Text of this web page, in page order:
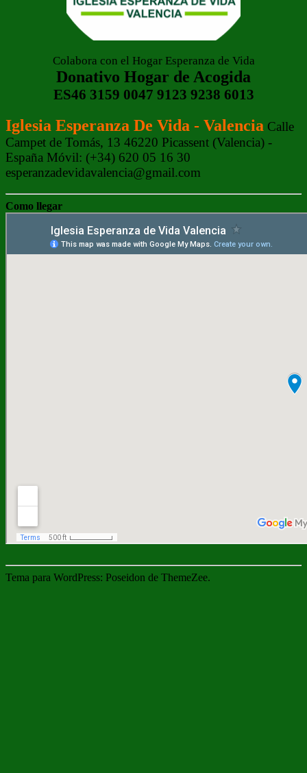
Colabora con el Hogar Esperanza de Vida
Donativo Hogar de Acogida
ES46 3159 0047 9123 9238 6013
Iglesia Esperanza De Vida - Valencia Calle
Campet de Tomás, 13 46220 Picassent (Valencia) -
España Móvil: (+34) 620 05 16 30
esperanzadevidavalencia@gmail.com
Como llegar
Tema para WordPress: Poseidon de ThemeZee.